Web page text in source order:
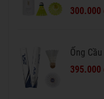
300.000
Ống
395.000